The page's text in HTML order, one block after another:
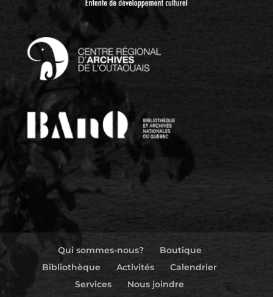
Qui sommes-nous?
Boutique
Bibliothèque
Activités
Calendrier
Services
Nous joindre